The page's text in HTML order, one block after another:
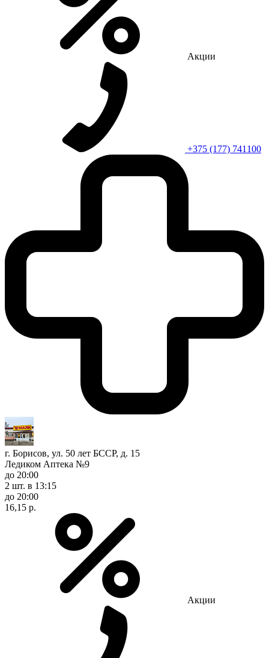
Акции
+375 (177) 741100
г. Борисов, ул. 50 лет БССР, д. 15
Ледиком Аптека №9
до 20:00
2 шт. в 13:15
до 20:00
16,15 р.
Акции